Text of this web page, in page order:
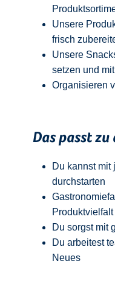
Unsere
frisch
Unsere
setzen und
Organisieren
Das passt zu
Du kannst mit
durchstarten
Produktvielfalt
Du sorgst mit
Du arbeitest
Neues